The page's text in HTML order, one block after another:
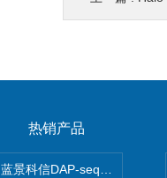
热销产品
蓝景科信DAP-seq技术服务实